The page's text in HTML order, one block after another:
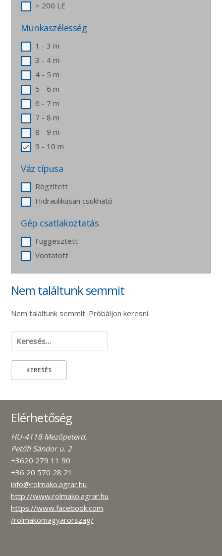
> 200 LE
Munkaszélesség
1 - 3 m
3 - 4 m
4 - 5 m
5 - 6 m
6 - 7 m
7 - 8 m
8 - 9 m
9 - 10 m
Váz típusa
Rögzített
Hidraulikusan csukható
Gép csatlakoztatás
Függesztett
Vontatott
Nem találtunk semmit
Nem találtunk semmit. Próbáljon keresni.
Keresés:
Elérhetőség
HU-4118 Mezőpeterd,
Petőfi Sándor u. 2
+3620 279 11 90
+36 20 570 28 21
info@rolmako.agrar.hu
http://www.rolmako.agrar.hu
https://www.facebook.com
/rolmakomagyarorszag/